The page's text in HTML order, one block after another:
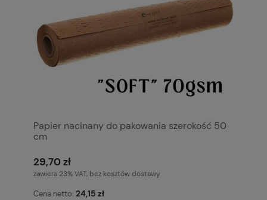
Papier nacinany do pakowania szerokość 50
cm
29,70 zł
zawiera 23% VAT, bez kosztów dostawy
Cena netto: 24,15 zł